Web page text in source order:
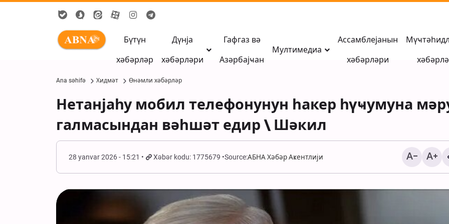
Бүтүн
хәбәрләр
Дүнја
хәбәрләри
Гафгаз вә
Азәрбајҹан
Мултимедиа
Ассамблејанын
хәбәрләри
Ana səhifə Хидмәт Өнәмли хәбәрләр
Нетанјаһу мобил телефонунун һакер һүҹумуна
галмасындан вәһшәт едир \ Шәкил
28 yanvar 2026 - 15:21 Xəbər kodu: 1775679 Source:АБНА Хәбәр Аҝентлији
сәрһәдиндән ҝери